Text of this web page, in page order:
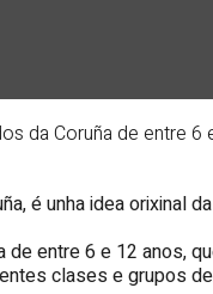
Coruña de entre 6
é unha idea orixinal
entre 6 e 12 anos,
clases e grupos